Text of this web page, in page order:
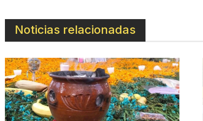
Noticias relacionadas